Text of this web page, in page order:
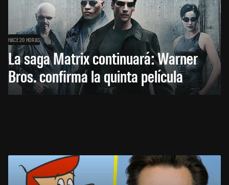
HACE 20 HORAS
La saga Matrix continuará: Warner
Bros. confirma la quinta película